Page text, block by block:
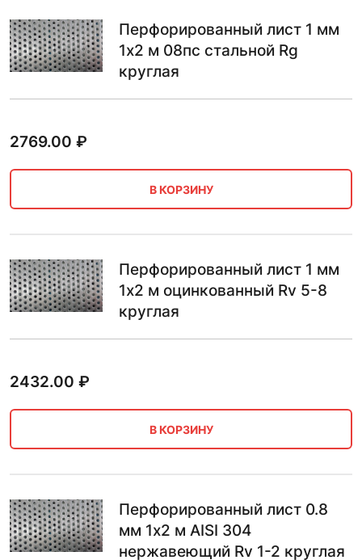
Перфорированный лист 1 мм
1х2 м 08пс стальной Rg
круглая
2769.00 ₽
В КОРЗИНУ
Перфорированный лист 1 мм
1х2 м оцинкованный Rv 5-8
круглая
2432.00 ₽
В КОРЗИНУ
Перфорированный лист 0.8
мм 1х2 м AISI 304
нержавеющий Rv 1-2 круглая